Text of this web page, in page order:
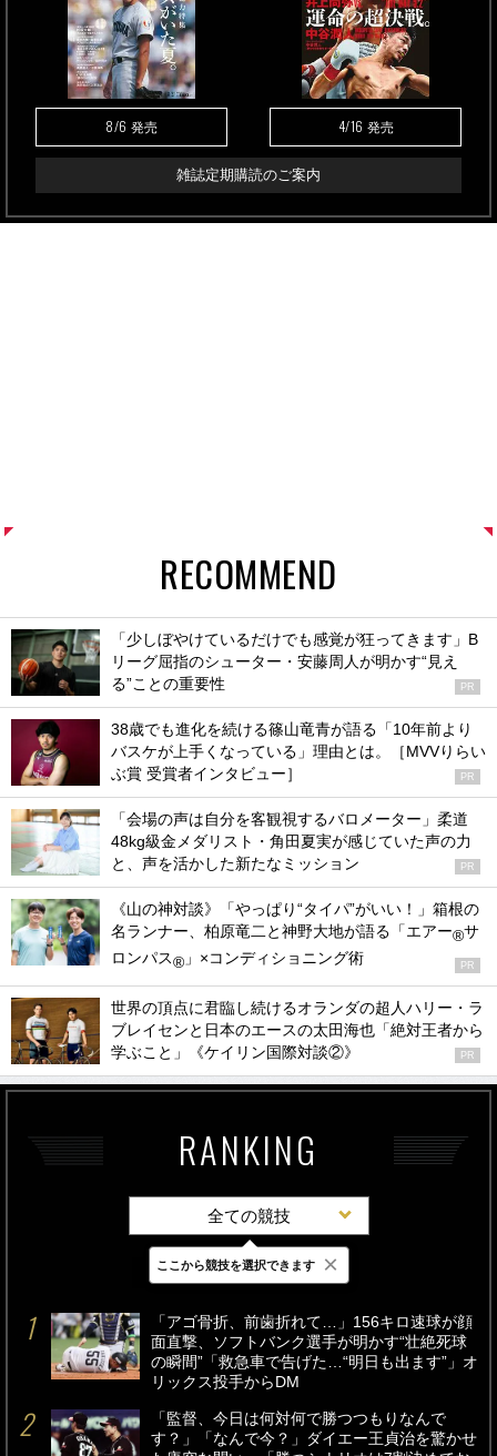
8/6 発売 4/16 発売
雑誌定期購読のご案内
RECOMMEND
「少しぼやけているだけでも感覚が狂ってきます」B
リーグ屈指のシューター・安藤周人が明かす“見え
る”ことの重要性
PR
38歳でも進化を続ける篠山竜青が語る「10年前より
バスケが上手くなっている」理由とは。［MVVりらい
ぶ賞 受賞者インタビュー］
PR
「会場の声は自分を客観視するバロメーター」柔道
48kg級金メダリスト・角田夏実が感じていた声の力
と、声を活かした新たなミッション
PR
《山の神対談》「やっぱり“タイパ”がいい！」箱根の
名ランナー、柏原竜二と神野大地が語る「エアー®サ
ロンパス® 」×コンディショニング術 PR
世界の頂点に君臨し続けるオランダの超人ハリー・ラ
ブレイセンと日本のエースの太田海也「絶対王者から
学ぶこと」《ケイリン国際対談②》
PR
RANKING
全ての競技
最新 24時間 週間
「アゴ骨折、前歯折れて…」156キロ速球が顔
面直撃、ソフトバンク選手が明かす“壮絶死球
の瞬間”「救急車で告げた…“明日も出ます”」オ
リックス投手からDM
「監督、今日は何対何で勝つつもりなんで
す？」「なんで今？」ダイエー王貞治を驚かせ
ここから競技を選択できます ×